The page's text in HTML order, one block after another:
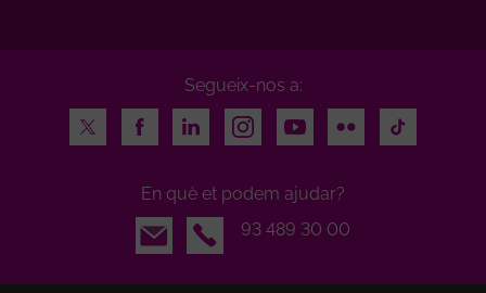
Segueix-nos a:
Twitter
FacebookLinkedInInstagramYoutubeFlickr TikTok
En què et podem ajudar?
Email
93 489 30 00